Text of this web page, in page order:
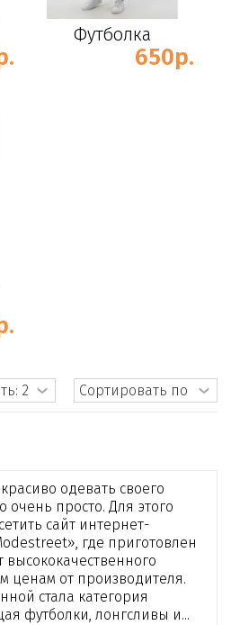
Футболка
650р.
одевать своего
очень просто. Для этого
сайт интернет-
где приготовлен
ценам от производителя.
стала категория
футболки, лонгсливы и...